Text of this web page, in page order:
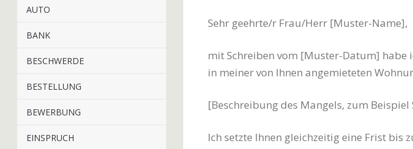
AUTO
BANK
BESCHWERDE
BESTELLUNG
BEWERBUNG
EINSPRUCH
Sehr geehrte/r Frau/Herr [Muster-Name],
mit Schreiben vom [Muster-Datum] habe
in meiner von Ihnen angemieteten
[Beschreibung des Mangels, zum
Ich setzte Ihnen gleichzeitig eine Frist bis